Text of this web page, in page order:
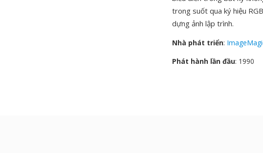
trong suốt qua ký hiệu
dựng ảnh lập trình.
Nhà phát triển:
Phát hành lần đầu: 1990